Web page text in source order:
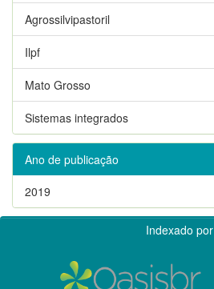
Agrossilvipastoril
Ilpf
Mato Grosso
Sistemas integrados
Ano de publicação
2019
Indexado por